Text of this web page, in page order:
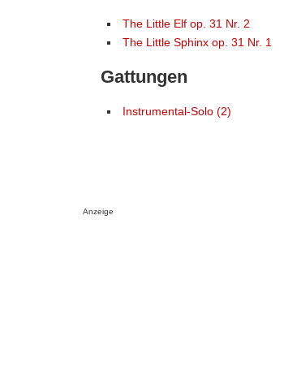
The Little Elf op. 31 Nr. 2
The Little Sphinx op. 31 Nr. 1
Gattungen
Instrumental-Solo (2)
Anzeige